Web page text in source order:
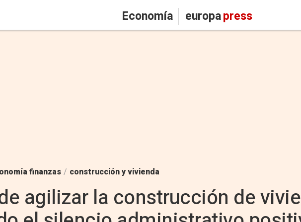
Economía europapress
finanzas / construcción y vivienda
agilizar la construcción de